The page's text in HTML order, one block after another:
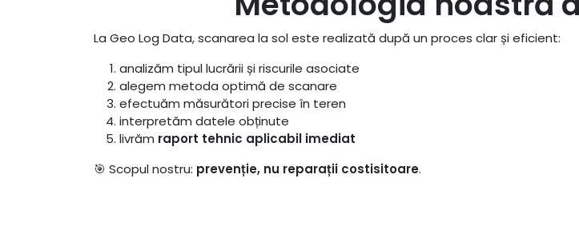
La Geo Log Data, scanarea la sol este realizată după un proces clar și eficient:
analizăm tipul lucrării și riscurile asociate
alegem metoda optimă de scanare
efectuăm măsurători precise în teren
interpretăm datele obținute
livrăm raport tehnic aplicabil imediat
🎯 Scopul nostru: prevenție, nu reparații costisitoare.